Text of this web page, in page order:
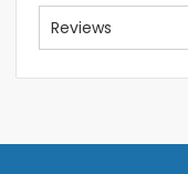
Reviews